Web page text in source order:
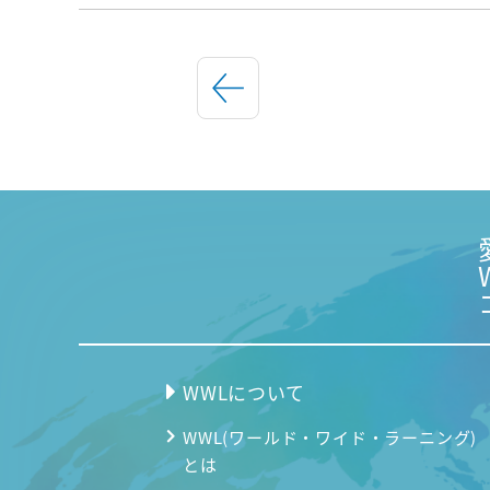
WWLについて
WWL(ワールド・ワイド・ラーニング)
とは